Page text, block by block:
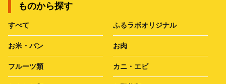
ものから探す
すべて ふるラボオリジナル
お米・パン お肉
フルーツ類 カニ・エビ